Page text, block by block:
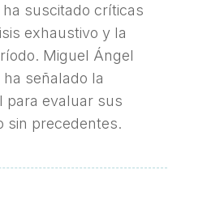
suscitado críticas
exhaustivo y la
Miguel Ángel
señalado la
para evaluar sus
sin precedentes.